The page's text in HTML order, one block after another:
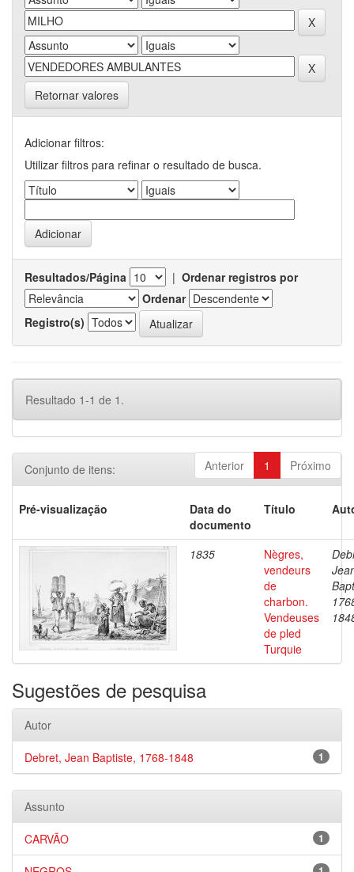
Retornar valores
Adicionar filtros:
Utilizar filtros para refinar o resultado de busca.
Resultados/Página | Ordenar registros por
Ordenar
Registro(s)
Resultado 1-1 de 1.
Anterior 1 Próximo
Conjunto de itens:
Pré-visualização
Data do
documento
Título
1835
Nègres,
vendeurs
de
charbon.
Vendeuses
de pled
Turquie
Sugestões de pesquisa
Autor
1
Debret, Jean Baptiste, 1768-1848
Assunto
1
CARVÃO